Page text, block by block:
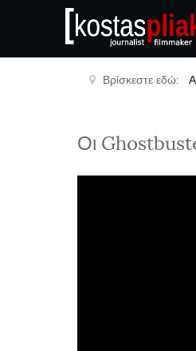
Βρίσκεστε εδώ:
Οι